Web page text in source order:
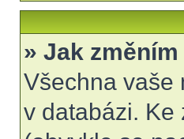
» Jak
Všechna vaše
v databázi.